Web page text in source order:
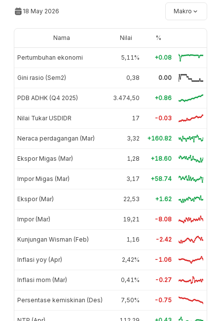
18 May 2026 Makro
Nama Nilai %
Pertumbuhan ekonomi 5,11% +0.08
Gini rasio (Sem2) 0,38 0.00
PDB ADHK (Q4 2025) 3.474,50 +0.86
Nilai Tukar USDIDR 17 -0.03
Neraca perdagangan (Mar) 3,32 +160.82
Ekspor Migas (Mar) 1,28 +18.60
Impor Migas (Mar) 3,17 +58.74
Ekspor (Mar) 22,53 +1.62
Impor (Mar) 19,21 -8.08
Kunjungan Wisman (Feb) 1,16 -2.42
Inflasi yoy (Apr) 2,42% -1.06
Inflasi mom (Mar) 0,41% -0.27
Persentase kemiskinan (Des) 7,50% -0.75